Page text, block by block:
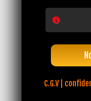
C.G.V |